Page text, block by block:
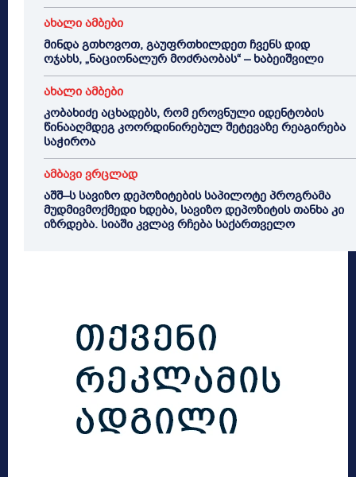
ახალი ამბები
მინდა გთხოვოთ, გაუფრთხილდეთ ჩვენს დიდ
ოჯახს, „ნაციონალურ მოძრაობას“ – ხაბეიშვილი
ახალი ამბები
კობახიძე აცხადებს, რომ ეროვნული იდენტობის
წინააღმდეგ კოორდინირებულ შეტევაზე რეაგირება
საჭიროა
ამბავი ვრცლად
აშშ–ს სავიზო დეპოზიტების საპილოტე პროგრამა
მუდმივმოქმედი ხდება, სავიზო დეპოზიტის თანხა კი
იზრდება. სიაში კვლავ რჩება საქართველო